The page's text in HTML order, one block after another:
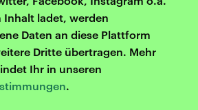
Inhalt ladet, werden
Daten an diese Plattform
Dritte übertragen. Mehr
Ihr in unseren
.